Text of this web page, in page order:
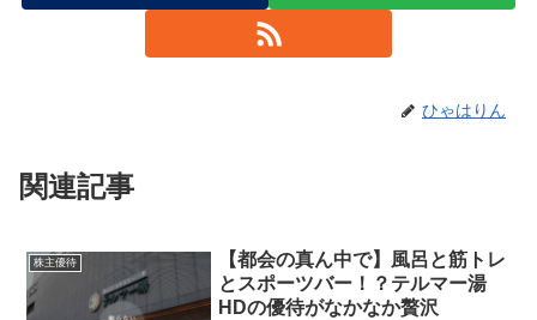
ひゃはりん
関連記事
株主優待
【都会の真ん中で】風呂と筋トレ
とスポーツバー！？テルマー湯
HDの優待がなかなか贅沢